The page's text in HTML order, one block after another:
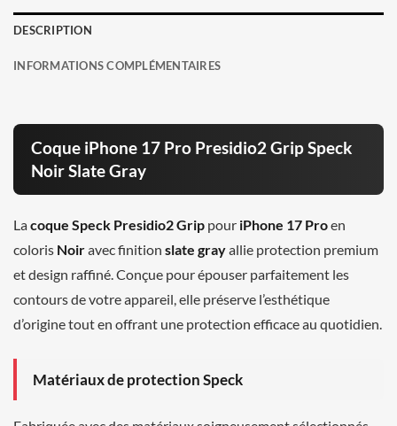
DESCRIPTION
INFORMATIONS COMPLÉMENTAIRES
Coque iPhone 17 Pro Presidio2 Grip Speck
Noir Slate Gray
Lacoque Speck Presidio2 Grip pour iPhone 17 Proen
coloris Noiravec finition slate grayallie protection premium
et design raffiné. Conçue pour épouser parfaitement les
contours de votre appareil, elle préserve l’esthétique
d’origine tout en offrant une protection efficace au quotidien.
Matériaux de protection Speck